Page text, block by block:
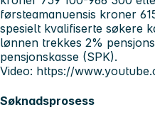
førsteamanuensis kroner
spesielt kvalifiserte søkere
lønnen trekkes 2%
pensjonskasse (SPK).
Video: https://
Søknadsprosess